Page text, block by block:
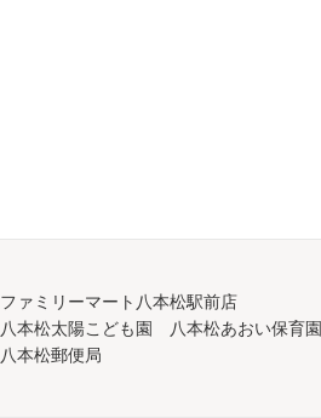
ファミリーマート八本松駅前店
八本松太陽こども園 八本松あおい保育園
八本松郵便局